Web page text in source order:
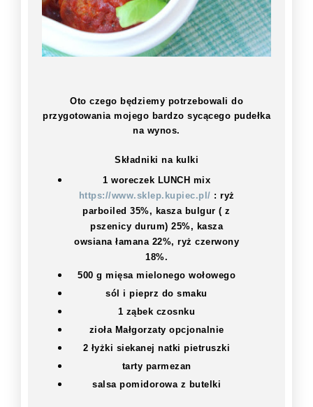
Oto czego będziemy potrzebowali do
przygotowania mojego bardzo sycącego pudełka
na wynos.
Składniki na kulki
1 woreczek LUNCH mix
https://www.sklep.kupiec.pl/ : ryż
parboiled 35%, kasza bulgur ( z
pszenicy durum) 25%, kasza
owsiana łamana 22%, ryż czerwony
18%.
500 g mięsa mielonego wołowego
sól i pieprz do smaku
1 ząbek czosnku
zioła Małgorzaty opcjonalnie
2 łyżki siekanej natki pietruszki
tarty parmezan
salsa pomidorowa z butelki